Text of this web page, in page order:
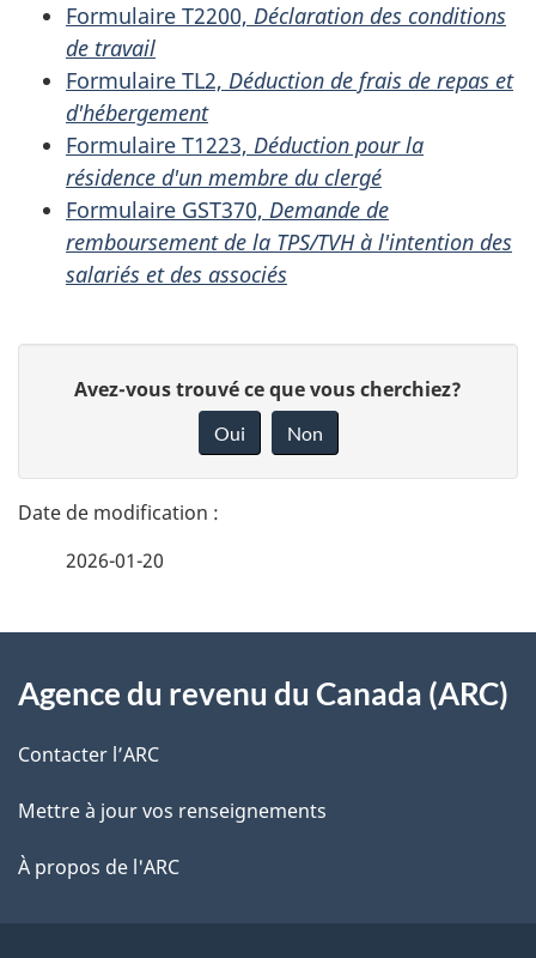
Formulaire T2200, Déclaration des conditions
de travail
Formulaire TL2, Déduction de frais de repas et
d'hébergement
Formulaire T1223, Déduction pour la
résidence d'un membre du clergé
Formulaire GST370, Demande de
remboursement de la TPS/TVH à l'intention des
salariés et des associés
t
a
l
s
l
a
n
o
t
r
e
é
t
Avez-vous trouvé ce que vous cherchiez?
Oui Non
2026-01-20
propos
de
ce
site
Agence du revenu du Canada (ARC)
Contacter l’ARC
Mettre à jour vos renseignements
À propos de l'ARC